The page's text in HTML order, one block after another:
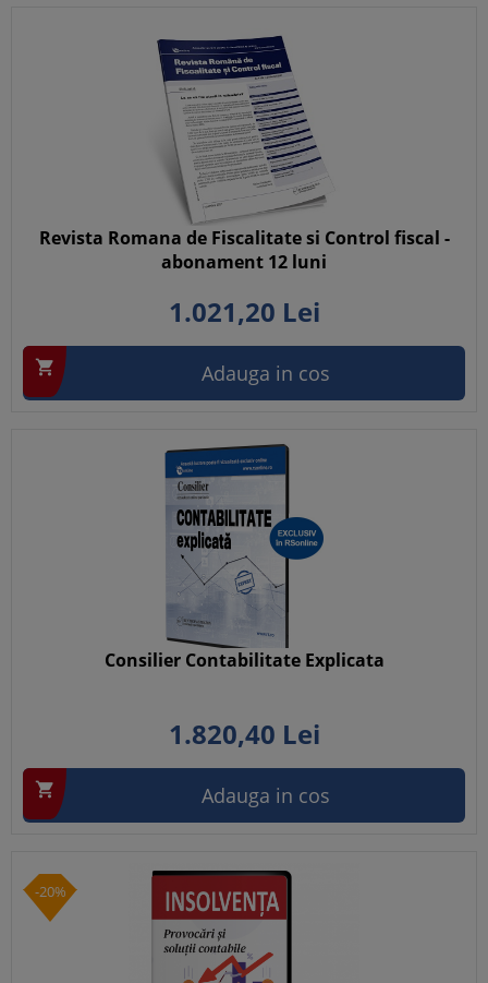
Revista Romana de Fiscalitate si Control fiscal -
abonament 12 luni
1.021,20 Lei
 Adauga in cos
Consilier Contabilitate Explicata
1.820,40 Lei
 Adauga in cos
-20%